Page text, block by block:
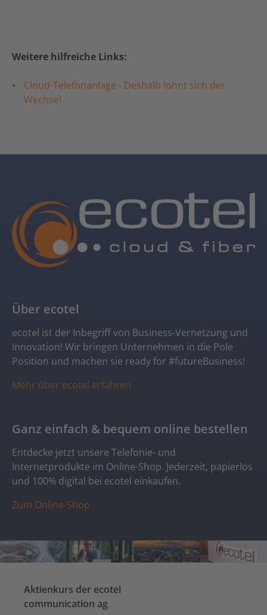
Weitere hilfreiche Links:
Cloud-Telefonanlage - Deshalb lohnt sich der
Wechsel
Über ecotel
ecotel ist der Inbegriff von Business-Vernetzung und
Innovation! Wir bringen Unternehmen in die Pole
Position und machen sie ready for #futureBusiness!
Mehr über ecotel erfahren
Ganz einfach & bequem online bestellen
Entdecke jetzt unsere Telefonie- und
Internetprodukte im Online-Shop. Jederzeit, papierlos
und 100% digital bei ecotel einkaufen.
Zum Online-Shop
Aktienkurs der ecotel
communication ag